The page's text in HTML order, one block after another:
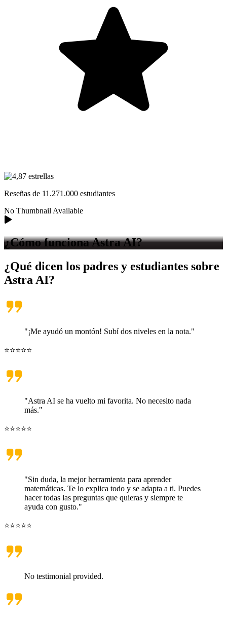
Reseñas de 11.271.000 estudiantes
No Thumbnail Available
¿Cómo funcionaAstra AI?
¿Qué dicen los padres y estudiantes sobre
Astra AI?
"¡Me ayudó un montón! Subí dos niveles en la nota."
⭐⭐⭐⭐⭐
"Astra AI se ha vuelto mi favorita. No necesito nada
más."
⭐⭐⭐⭐⭐
"Sin duda, la mejor herramienta para aprender
matemáticas. Te lo explica todo y se adapta a ti. Puedes
hacer todas las preguntas que quieras y siempre te
ayuda con gusto."
⭐⭐⭐⭐⭐
No testimonial provided.